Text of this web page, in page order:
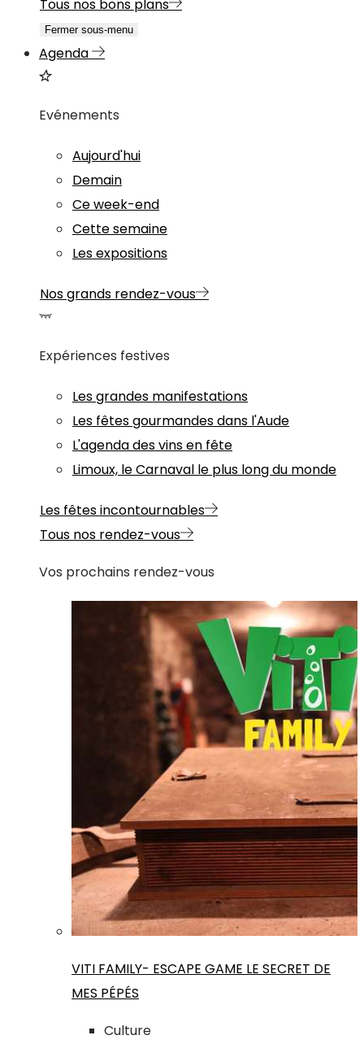
Tous nos bons plans
Fermer sous-menu
Agenda
Evénements
Aujourd'hui
Demain
Ce week-end
Cette semaine
Les expositions
Nos grands rendez-vous
Expériences festives
Les grandes manifestations
Les fêtes gourmandes dans l'Aude
L'agenda des vins en fête
Limoux, le Carnaval le plus long du monde
Les fêtes incontournables
Tous nos rendez-vous
Vos prochains rendez-vous
VITI FAMILY- ESCAPE GAME LE SECRET DE
MES PÉPÉS
Culture